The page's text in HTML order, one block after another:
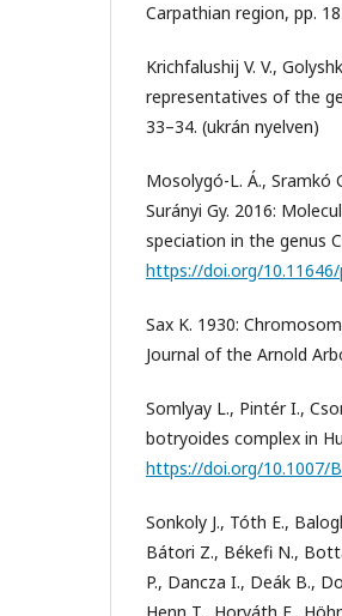
Carpathian region, pp.
Krichfalushij V. V.,
representatives of the
33–34. (ukrán nyelven)
Mosolygó-L. Á., Sramkó
Surányi Gy. 2016:
speciation in the genus
https://doi.org/
Sax K. 1930:
Journal of the Arnold
Somlyay L., Pintér I.,
botryoides complex in
https://doi.org/10.1007/
Sonkoly J., Tóth E.,
Bátori Z., Békefi N.,
P., Dancza I., Deák B.,